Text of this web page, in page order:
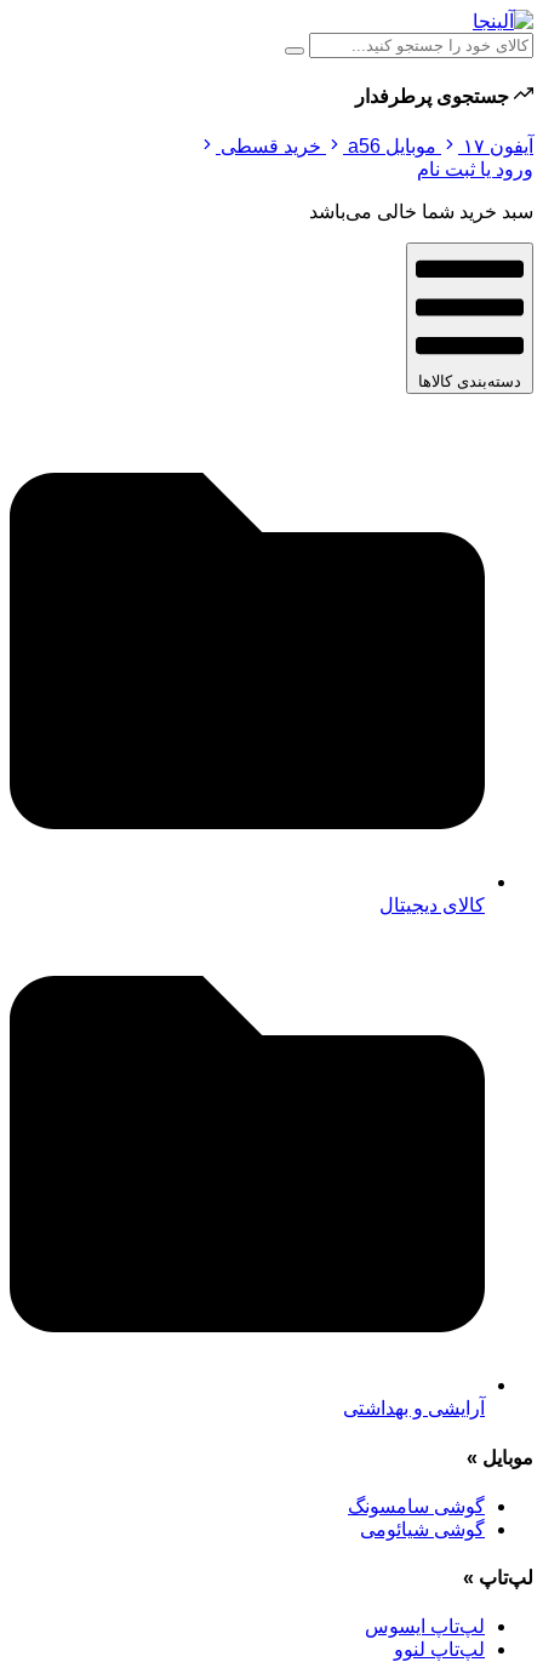
جستجوی پرطرفدار
آیفون ۱۷ موبایل a56
خرید قسطی
ورود یا ثبت نام
سبد خرید شما خالی می‌باشد
دسته‌بندی کالاها
کالای دیجیتال
آرایشی و بهداشتی
موبایل »
گوشی سامسونگ
گوشی شیائومی
لپ‌تاپ »
لپ‌تاپ ایسوس
لپ‌تاپ لنوو